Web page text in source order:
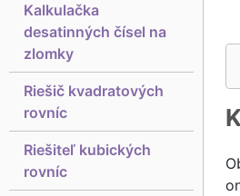
Kalkulačka
desatinných čísel na
zlomky
Riešič kvadratových
rovníc
Riešiteľ kubických
rovníc